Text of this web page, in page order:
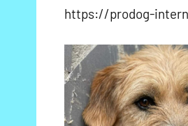
https://prodog-